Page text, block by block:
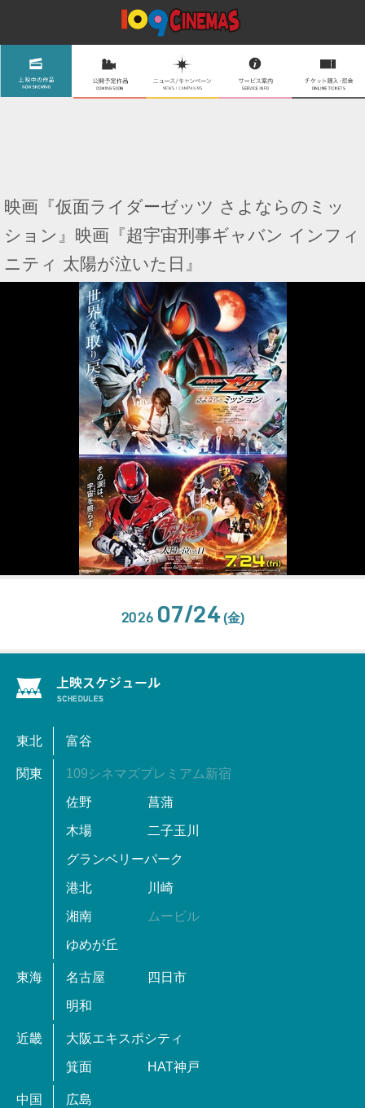
映画『仮面ライダーゼッツ さよならのミッ
ション』映画『超宇宙刑事ギャバン インフィ
ニティ 太陽が泣いた日』
2026 07/24(金)
東北 富谷
関東 109シネマズプレミアム新宿
佐野 菖蒲
木場 二子玉川
グランベリーパーク
港北 川崎
湘南 ムービル
ゆめが丘
東海 名古屋 四日市
明和
近畿 大阪エキスポシティ
箕面 HAT神戸
中国 広島